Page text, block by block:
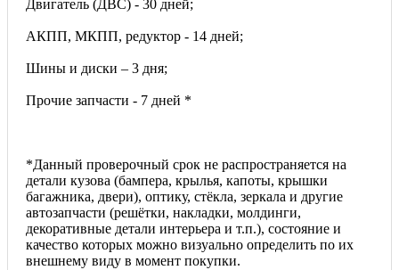
Двигатель (ДВС) - 30 дней;
АКПП, МКПП, редуктор - 14 дней;
Шины и диски – 3 дня;
Прочие запчасти - 7 дней *
*Данный проверочный срок не распространяется на
детали кузова (бампера, крылья, капоты, крышки
багажника, двери), оптику, стёкла, зеркала и другие
автозапчасти (решётки, накладки, молдинги,
декоративные детали интерьера и т.п.), состояние и
качество которых можно визуально определить по их
внешнему виду в момент покупки.